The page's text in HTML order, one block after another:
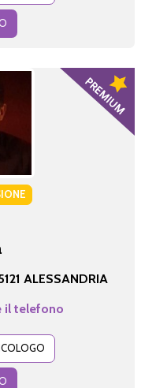
ALESSANDRIA
il telefono